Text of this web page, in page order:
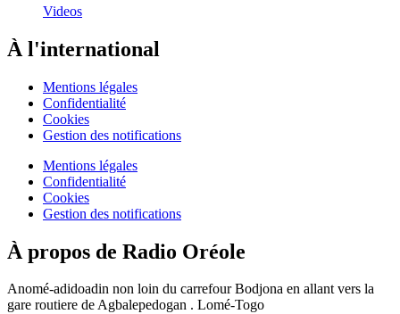
Videos
À l'international
Mentions légales
Confidentialité
Cookies
Gestion des notifications
Mentions légales
Confidentialité
Cookies
Gestion des notifications
À propos de Radio Oréole
Anomé-adidoadin non loin du carrefour Bodjona en allant vers la
gare routiere de Agbalepedogan . Lomé-Togo